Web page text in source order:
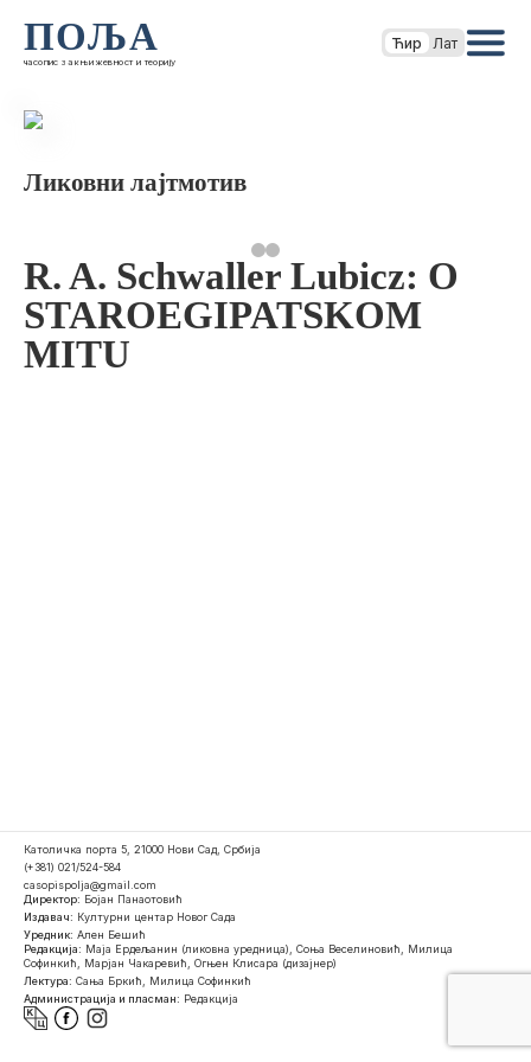
ПОЉА
часопис за књижевност и теорију
Ћир Лат
Ликовни лајтмотив
R. A. Schwaller Lubicz: O
STAROEGIPATSKOM
MITU
Католичка порта 5, 21000 Нови Сад, Србија
(+381) 021/524-584
casopispolja@gmail.com
Директор: Бојан Панаотовић
Издавач: Културни центар Новог Сада
Уредник: Ален Бешић
Редакција: Маја Ердељанин (ликовна уредница), Соња Веселиновић, Милица
Софинкић, Марјан Чакаревић, Огњен Клисара (дизајнер)
Лектура: Сања Бркић, Милица Софинкић
Администрација и пласман: Редакција